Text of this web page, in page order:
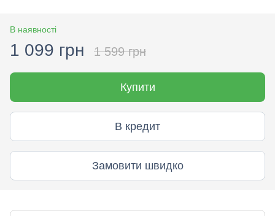
В наявності
1 099 грн 1 599 грн
Купити
В кредит
Замовити швидко